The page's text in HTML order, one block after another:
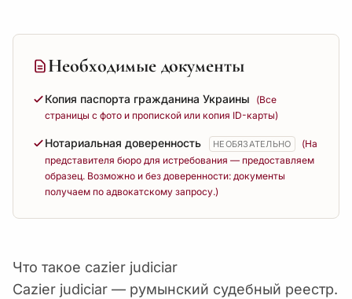
Необходимые документы
Копия паспорта гражданина Украины
(Все
страницы с фото и пропиской или копия ID-карты)
Нотариальная доверенность НЕОБЯЗАТЕЛЬНО
(На
представителя бюро для истребования — предоставляем
образец. Возможно и без доверенности: документы
получаем по адвокатскому запросу.)
Что такое cazier judiciar
Cazier judiciar — румынский судебный реестр.